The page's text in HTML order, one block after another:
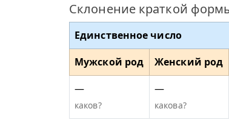
Склонение краткой
Единственное число
Мужской род Женский род
—
каков?
—
какова?